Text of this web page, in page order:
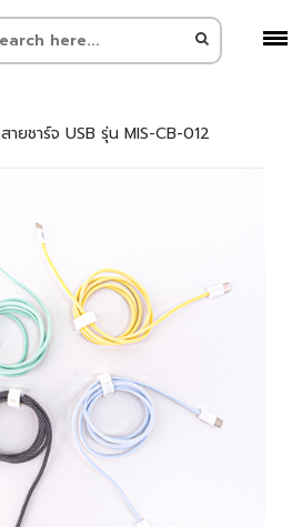
สายชาร์จ USB รุ่น MIS-CB-012